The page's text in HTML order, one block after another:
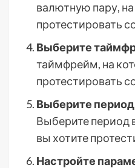
валютную пару,
протестировать
Выберите
таймфрейм, на
протестировать
Выберите
Выберите период
вы хотите
Настройте